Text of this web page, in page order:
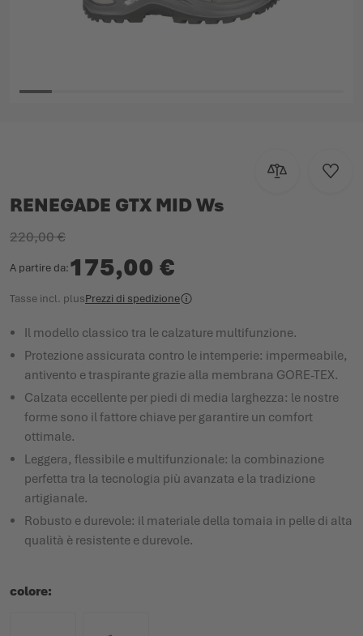
Aggiungi al
RENEGADE GTX MID Ws
A partire da 175,00 €
220,00 €
Tasse incl. plusPrezzi di spedizione
Il modello classico tra le calzature multifunzione.
Protezione assicurata contro le intemperie: impermeabile,
antivento e traspirante grazie alla membrana GORE-TEX.
Calzata eccellente per piedi di media larghezza: le nostre
forme sono il fattore chiave per garantire un comfort
ottimale.
Leggera, flessibile e multifunzionale: la combinazione
perfetta tra la tecnologia più avanzata e la tradizione
artigianale.
Robusto e durevole: il materiale della tomaia in pelle di alta
qualità è resistente e durevole.
colore